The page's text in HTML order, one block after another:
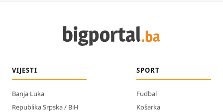
VIJESTI
Banja Luka
Republika Srpska / BiH
SPORT
Fudbal
Košarka